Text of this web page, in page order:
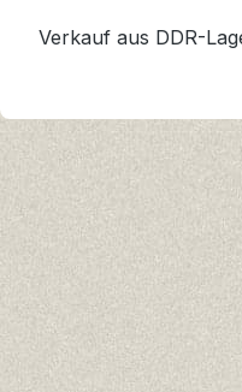
Verkauf aus DDR-